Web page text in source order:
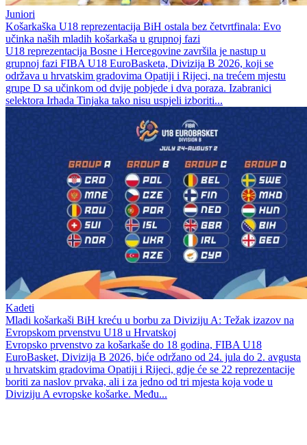
Juniori
Košarkaška U18 reprezentacija BiH ostala bez četvrtfinala: Evo
učinka naših mladih košarkaša u grupnoj fazi
U18 reprezentacija Bosne i Hercegovine završila je nastup u
grupnoj fazi FIBA U18 EuroBasketa, Divizija B 2026, koji se
održava u hrvatskim gradovima Opatiji i Rijeci, na trećem mjestu
grupe D sa učinkom od dvije pobjede i dva poraza. Izabranici
selektora Irhada Tinjaka tako nisu uspjeli izboriti...
Kadeti
Mladi košarkaši BiH kreću u borbu za Diviziju A: Težak izazov na
Evropskom prvenstvu U18 u Hrvatskoj
Evropsko prvenstvo za košarkaše do 18 godina, FIBA U18
EuroBasket, Divizija B 2026, biće održano od 24. jula do 2. avgusta
u hrvatskim gradovima Opatiji i Rijeci, gdje će se 22 reprezentacije
boriti za naslov prvaka, ali i za jedno od tri mjesta koja vode u
Diviziju A evropske košarke. Među...